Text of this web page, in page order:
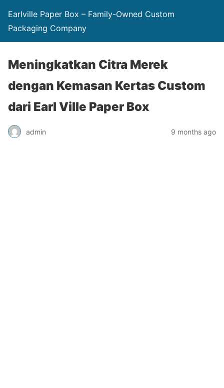
Earlville Paper Box – Family-Owned Custom
Packaging Company
Meningkatkan Citra Merek
dengan Kemasan Kertas Custom
dari Earl Ville Paper Box
admin 9 months ago